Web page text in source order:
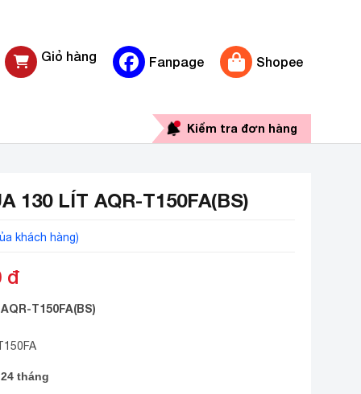
Giỏ hàng Fanpage Shopee
Kiểm tra đơn hàng
130 LÍT AQR-T150FA(BS)
khách hàng)
đ
T150FA(BS)
tháng